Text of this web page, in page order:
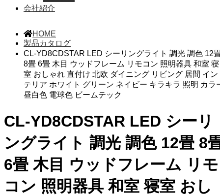
会社紹介
HOME
製品カタログ
CL-YD8CDSTAR LED シーリングライト 調光 調色 12
8畳 6畳 木目 ウッドフレーム リモコン 照明器具 和室 寝
室 おしゃれ 直付け 北欧 ダイニング リビング 居間 イン
テリア ホワイト グリーン ネイビー キラキラ 照明 カラ
昼白色 電球色 ビームテック
CL-YD8CDSTAR LED シーリ
ングライト 調光 調色 12畳 8
6畳 木目 ウッドフレーム リモ
コン 照明器具 和室 寝室 おし